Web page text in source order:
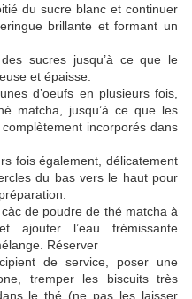
du sucre blanc et continuer
brillante et formant un
sucres jusqu’à ce que le
et épaisse.
d’oeufs en plusieurs fois,
matcha, jusqu’à ce que les
incorporés dans
fois également, délicatement
du bas vers le haut pour
de poudre de thé matcha à
l’eau frémissante
Réserver
de service, poser une
tremper les biscuits très
le thé (ne pas les laisser